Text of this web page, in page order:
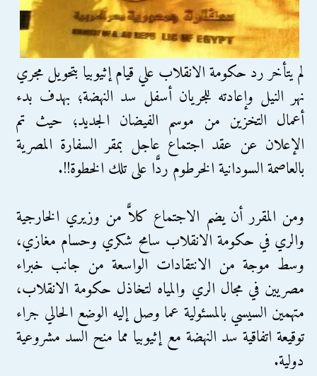
لم يتأخر رد حكومة الانقلاب علي قيام إثيوبيا بتحويل مجري
نهر النيل وإعادته للجريان أسفل سد النهضة؛ بهدف بدء
أعمال التخزين من موسم الفيضان الجديد؛ حيث تم
الإعلان عن عقد اجتماع عاجل بمقر السفارة المصرية
بالعاصمة السودانية الخرطوم ردًّا على تلك الخطوة!!.
ومن المقرر أن يضم الاجتماع كلاًّ من وزيري الخارجية
والري في حكومة الانقلاب سامح شكري وحسام مغازي،
وسط موجة من الانتقادات الواسعة من جانب خبراء
مصريين في مجال الري والمياه لتخاذل حكومة الانقلاب،
متهمين السيسي بالمسئولية عما وصل إليه الوضع الحالي جراء
توقيعة اتفاقية سد النهضة مع إثيوبيا مما منح السد مشروعية
دولية.